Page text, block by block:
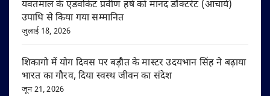
यवतमाल के एडवोकेट प्रवीण हर्षे को मानद डॉक्टरेट (आचार्य)
उपाधि से किया गया सम्मानित
जुलाई 18, 2026
शिकागो में योग दिवस पर बड़ौत के मास्टर उदयभान सिंह ने बढ़ाया
भारत का गौरव, दिया स्वस्थ जीवन का संदेश
जून 21, 2026